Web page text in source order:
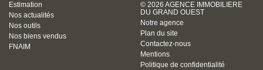
Estimation
Nos actualités
Nos outils
Nos biens vendus
FNAIM
© 2026 AGENCE IMMOBILIERE
DU GRAND OUEST
Notre agence
Plan du site
Contactez-nous
Mentions
Politique de confidentialité